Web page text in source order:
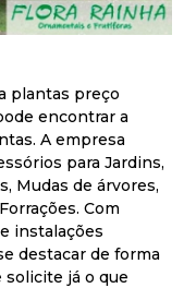
plantas preço
encontrar a
A empresa
para Jardins,
Mudas de árvores,
Com
instalações
destacar de forma
solicite já o que